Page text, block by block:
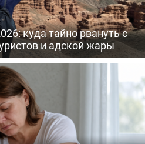
куда тайно рвануть с
и адской жары